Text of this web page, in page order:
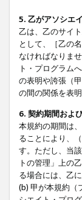
5. 乙がアソシエ
乙は、乙のサイ
として、［乙の
なければなりま
ト・プログラム
の表明や誇張（
の間の関係を表
6. 契約期間およ
本規約の期間は
ることにより、
す。ただし、当
トの管理」上の
る場合には、乙
(b) 甲が本規約（